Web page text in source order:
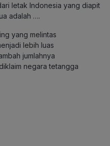
letak Indonesia yang diapit
adalah ….
yang melintas
lebih luas
jumlahnya
negara tetangga